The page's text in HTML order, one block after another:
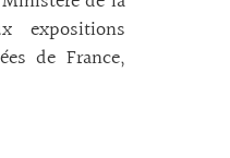
expositions
de France,